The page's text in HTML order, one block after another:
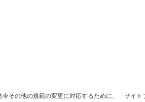
の他の規範の変更に対応するために、「サイ